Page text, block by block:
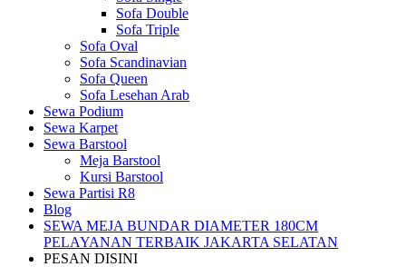
Sofa Double
Sofa Triple
Sofa Oval
Sofa Scandinavian
Sofa Queen
Sofa Lesehan Arab
Sewa Podium
Sewa Karpet
Sewa Barstool
Meja Barstool
Kursi Barstool
Sewa Partisi R8
Blog
SEWA MEJA BUNDAR DIAMETER 180CM
PELAYANAN TERBAIK JAKARTA SELATAN
PESAN DISINI